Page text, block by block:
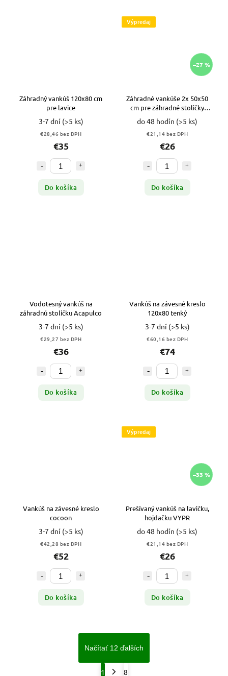
Záhradný vankúš 120x80 cm
pre lavice
3-7 dní (>5 ks)
€28,46 bez DPH
€35
Do košíka
Výpredaj
–27 %
Záhradné vankúše 2x 50x50
cm pre záhradné stoličky
vodotesné vysoké VYPR
do 48 hodín (>5 ks)
€21,14 bez DPH
€26
Do košíka
Vodotesný vankúš na
záhradnú stoličku Acapulco
3-7 dní (>5 ks)
€29,27 bez DPH
€36
Do košíka
Vankúš na závesné kreslo
120x80 tenký
3-7 dní (>5 ks)
€60,16 bez DPH
€74
Do košíka
Vankúš na závesné kreslo
cocoon
3-7 dní (>5 ks)
€42,28 bez DPH
€52
Do košíka
Výpredaj
–33 %
Prešívaný vankúš na lavičku,
hojdačku VYPR
do 48 hodín (>5 ks)
€21,14 bez DPH
€26
Do košíka
Načítať 12 ďalších
1 8